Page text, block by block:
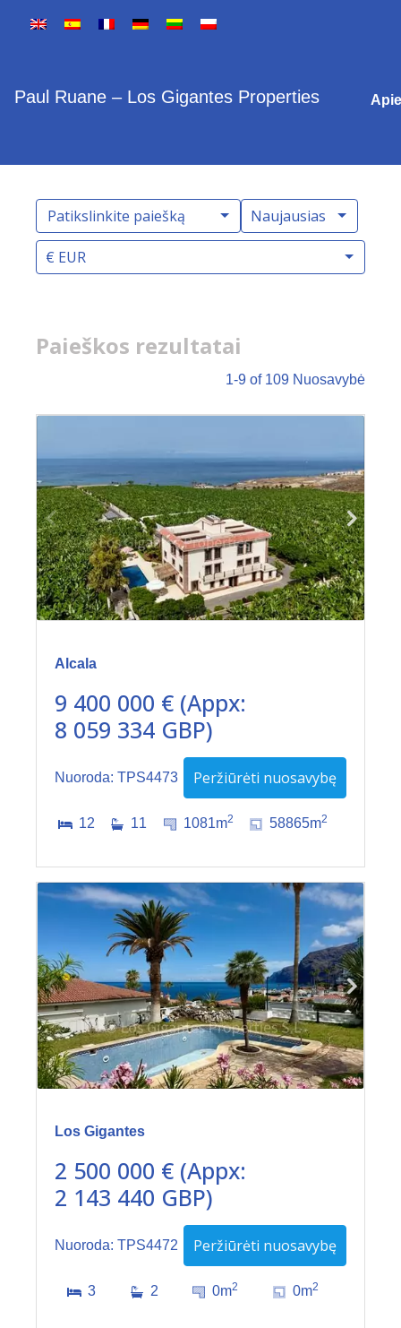
Paul Ruane – Los Gigantes Properties Apie
Patikslinkite paiešką Naujausias
€ EUR
Paieškos rezultatai
1-9 of 109 Nuosavybė
Alcala
9 400 000 € (Appx:
8 059 334 GBP)
Nuoroda: TPS4473 Peržiūrėti nuosavybę
12 11 1081m2 58865m2
Los Gigantes
2 500 000 € (Appx:
2 143 440 GBP)
Nuoroda: TPS4472 Peržiūrėti nuosavybę
3 2 0m2 0m2